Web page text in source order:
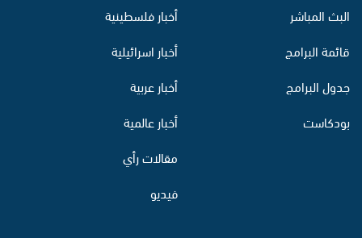
البث المباشر
قائمة البرامج
جدول البرامج
بودكاست
أخبار فلسطينية
أخبار اسرائيلية
أخبار عربية
أخبار عالمية
مقالات رأي
فيديو